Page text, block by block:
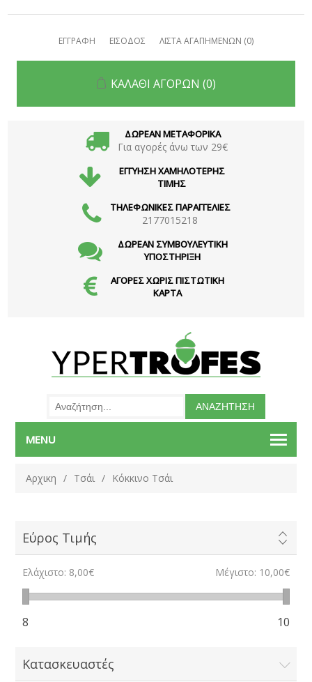
ΕΓΓΡΑΦΗ ΕΙΣΟΔΟΣ ΛΙΣΤΑ ΑΓΑΠΗΜΕΝΩΝ (0)
ΚΑΛΑΘΙ ΑΓΟΡΩΝ (0)
ΔΩΡΕΑΝ ΜΕΤΑΦΟΡΙΚΑ
Για αγορές άνω των 29€
ΕΓΓΥΗΣΗ ΧΑΜΗΛΟΤΕΡΗΣ
ΤΙΜΗΣ
ΤΗΛΕΦΩΝΙΚΕΣ ΠΑΡΑΓΓΕΛΙΕΣ
2177015218
ΔΩΡΕΑΝ ΣΥΜΒΟΥΛΕΥΤΙΚΗ
ΥΠΟΣΤΗΡΙΞΗ
ΑΓΟΡΕΣ ΧΩΡΙΣ ΠΙΣΤΩΤΙΚΗ
ΚΑΡΤΑ
MENU
Αρχικη / Τσάι / Κόκκινο Τσάι
Εύρος Τιμής
Ελάχιστο: 8,00€ Μέγιστο: 10,00€
8 10
Κατασκευαστές